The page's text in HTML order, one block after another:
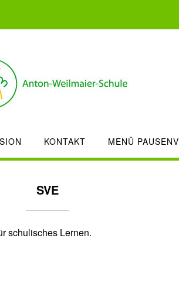
KONTAKT MENÜ
SVE
schulisches Lernen.